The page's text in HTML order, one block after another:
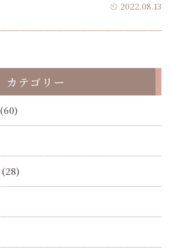
2022.08.13
カテゴリー
(60)
(28)